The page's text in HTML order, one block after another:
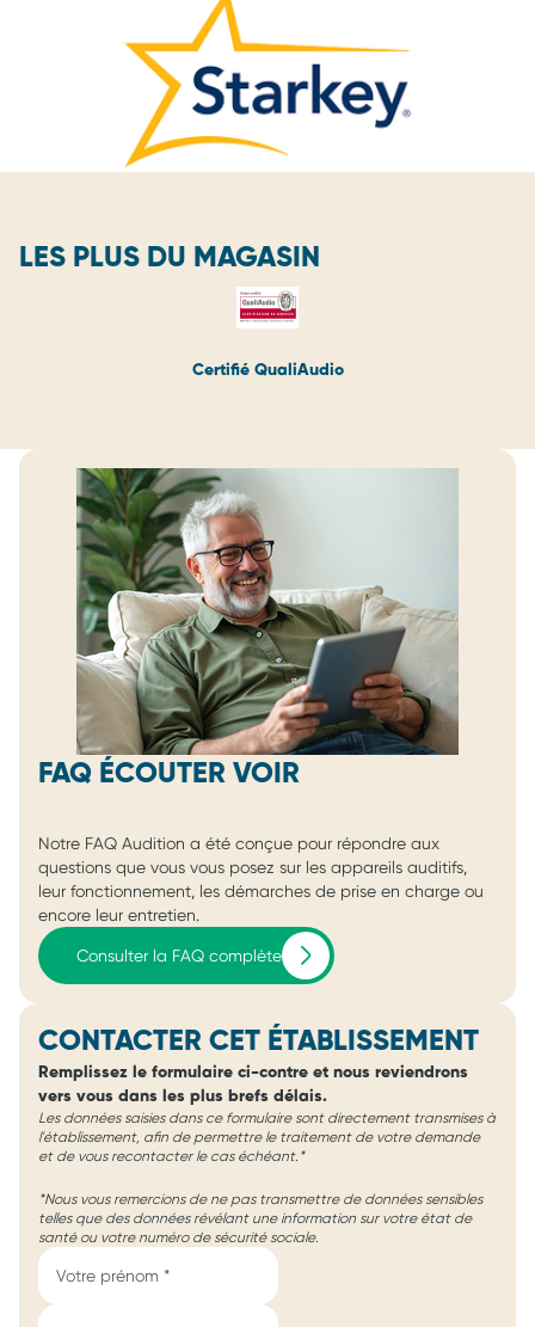
LES PLUS DU MAGASIN
Certifié QualiAudio
FAQ ÉCOUTER VOIR
Notre FAQ Audition a été conçue pour répondre aux
questions que vous vous posez sur les appareils auditifs,
leur fonctionnement, les démarches de prise en charge ou
encore leur entretien.
Consulter la FAQ complète
CONTACTER CET ÉTABLISSEMENT
Remplissez le formulaire ci-contre et nous reviendrons
vers vous dans les plus brefs délais.
Les données saisies dans ce formulaire sont directement transmises à
l'établissement, afin de permettre le traitement de votre demande
et de vous recontacter le cas échéant.*
*Nous vous remercions de ne pas transmettre de données sensibles
telles que des données révélant une information sur votre état de
santé ou votre numéro de sécurité sociale.